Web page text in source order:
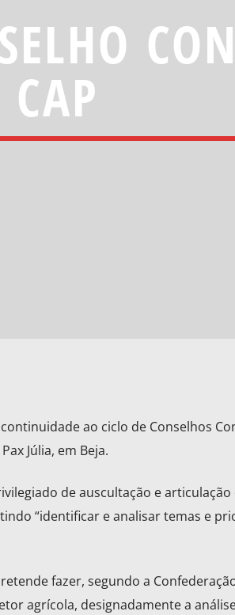
CAP
ao ciclo de Conselhos
Júlia, em Beja.
de auscultação e
“identificar e analisar temas e
fazer, segundo a
agrícola, designadamente a